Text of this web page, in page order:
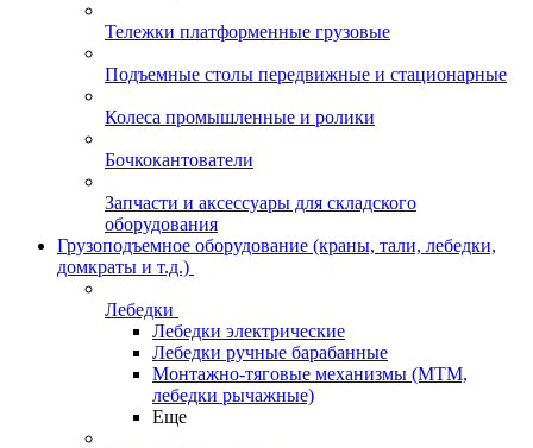
Тележки платформенные грузовые
Подъемные столы передвижные и стационарные
Колеса промышленные и ролики
Бочкокантователи
Запчасти и аксессуары для складского
оборудования
Грузоподъемное оборудование (краны, тали, лебедки,
домкраты и т.д.)
Лебедки
Лебедки электрические
Лебедки ручные барабанные
Монтажно-тяговые механизмы (МТМ,
лебедки рычажные)
Еще